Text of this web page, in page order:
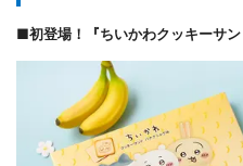
■初登場！『ちいかわクッキーサン